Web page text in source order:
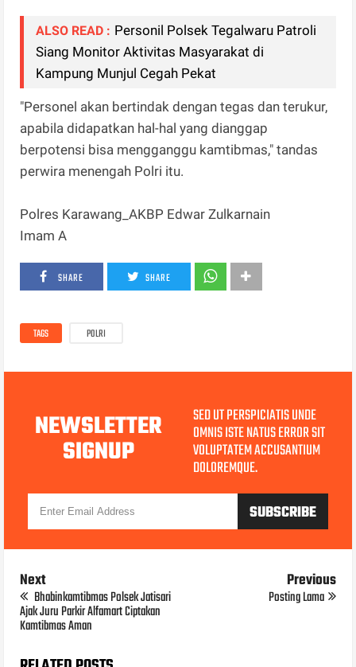
ALSO READ : Personil Polsek Tegalwaru Patroli
Siang Monitor Aktivitas Masyarakat di
Kampung Munjul Cegah Pekat
"Personel akan bertindak dengan tegas dan terukur,
apabila didapatkan hal-hal yang dianggap
berpotensi bisa mengganggu kamtibmas," tandas
perwira menengah Polri itu.
Polres Karawang_AKBP Edwar Zulkarnain
Imam A
SHARE SHARE
TAGS POLRI
NEWSLETTER
SIGNUP
SED UT PERSPICIATIS UNDE
OMNIS ISTE NATUS ERROR SIT
VOLUPTATEM ACCUSANTIUM
DOLOREMQUE.
Next
Bhabinkamtibmas Polsek Jatisari
Ajak Juru Parkir Alfamart Ciptakan
Kamtibmas Aman
Previous
Posting Lama